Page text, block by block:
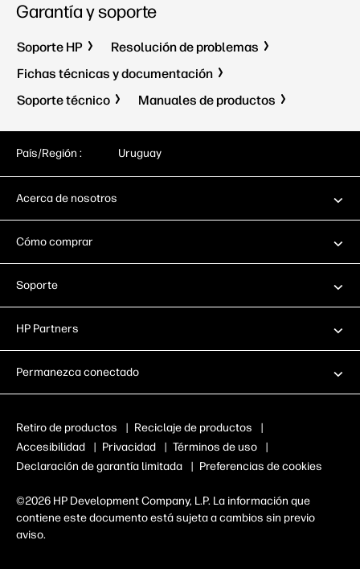
Garantía y soporte
Soporte HP
Resolución de problemas
Fichas técnicas y documentación
Soporte técnico
Manuales de productos
País/Región : Uruguay
Acerca de nosotros
Cómo comprar
Soporte
HP Partners
Permanezca conectado
Retiro de productos | Reciclaje de productos
|
Accesibilidad
| Privacidad | Términos de uso
|
Declaración de garantía limitada
| Preferencias de cookies
©2026 HP Development Company, L.P. La información que
contiene este documento está sujeta a cambios sin previo
aviso.